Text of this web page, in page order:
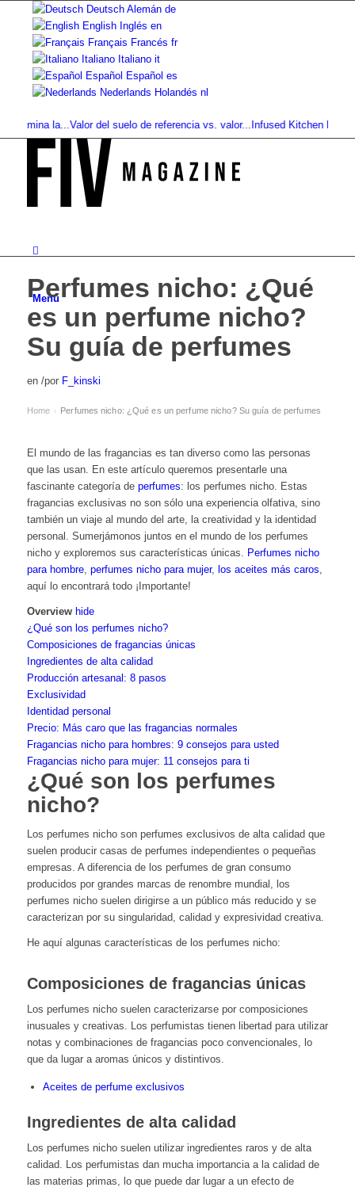
Deutsch Alemán de
English Inglés en
Français Francés fr
Italiano Italiano it
Español Español es
Nederlands Holandés nl
la...Valor del suelo de referencia vs. valor...Infused Kitchen bei FIV:
Menú
Perfumes nicho: ¿Qué
es un perfume nicho?
Su guía de perfumes
en /por F_kinski
Home › Perfumes nicho: ¿Qué es un perfume nicho? Su guía de perfumes
El mundo de las fragancias es tan diverso como las personas
que las usan. En este artículo queremos presentarle una
fascinante categoría de perfumes: los perfumes nicho. Estas
fragancias exclusivas no son sólo una experiencia olfativa, sino
también un viaje al mundo del arte, la creatividad y la identidad
personal. Sumerjámonos juntos en el mundo de los perfumes
nicho y exploremos sus características únicas. Perfumes nicho
para hombre, perfumes nicho para mujer, los aceites más caros,
aquí lo encontrará todo ¡Importante!
Overview hide
¿Qué son los perfumes nicho?
Composiciones de fragancias únicas
Ingredientes de alta calidad
Producción artesanal: 8 pasos
Exclusividad
Identidad personal
Precio: Más caro que las fragancias normales
Fragancias nicho para hombres: 9 consejos para usted
Fragancias nicho para mujer: 11 consejos para ti
¿Qué son los perfumes
nicho?
Los perfumes nicho son perfumes exclusivos de alta calidad que
suelen producir casas de perfumes independientes o pequeñas
empresas. A diferencia de los perfumes de gran consumo
producidos por grandes marcas de renombre mundial, los
perfumes nicho suelen dirigirse a un público más reducido y se
caracterizan por su singularidad, calidad y expresividad creativa.
He aquí algunas características de los perfumes nicho:
Composiciones de fragancias únicas
Los perfumes nicho suelen caracterizarse por composiciones
inusuales y creativas. Los perfumistas tienen libertad para utilizar
notas y combinaciones de fragancias poco convencionales, lo
que da lugar a aromas únicos y distintivos.
Aceites de perfume exclusivos
Ingredientes de alta calidad
Los perfumes nicho suelen utilizar ingredientes raros y de alta
calidad. Los perfumistas dan mucha importancia a la calidad de
las materias primas, lo que puede dar lugar a un efecto de